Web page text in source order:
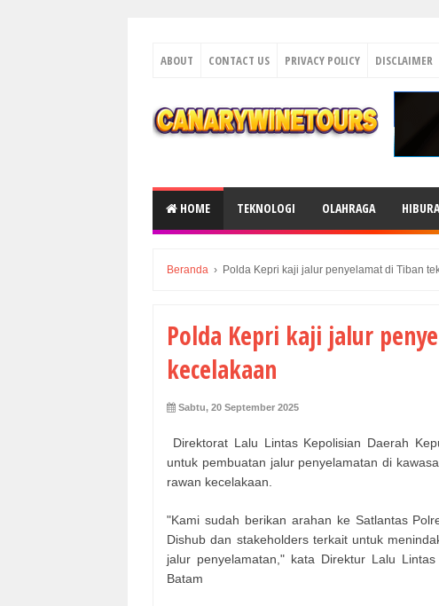
ABOUT CONTACT US PRIVACY POLICY DISCLAIMER
HOME TEKNOLOGI OLAHRAGA
Beranda › Polda Kepri kaji jalur penyelamat di Tiban
Polda Kepri kaji jalur
kecelakaan
Sabtu, 20 September 2025
Direktorat Lalu Lintas Kepolisian Daerah
untuk pembuatan jalur penyelamatan di
rawan kecelakaan.
"Kami sudah berikan arahan ke Satlantas
Dishub dan stakeholders terkait untuk
jalur penyelamatan," kata Direktur Lalu
Batam